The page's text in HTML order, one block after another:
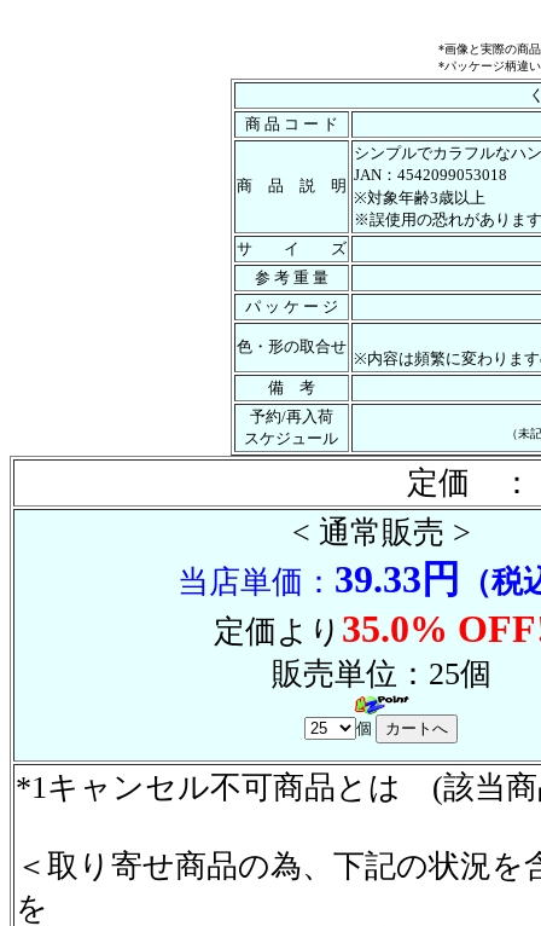
*画像と実際の商
*パッケージ柄違
商 品 コ ー ド
商 品 説 明
シンプルでカラフルなハ
JAN：4542099053018
※対象年齢3歳以上
※誤使用の恐れがありま
サ イ ズ
参 考 重 量
パ ッ ケ ー ジ
色・形の取合せ
※内容は頻繁に変わりま
備 考
予約/再入荷
スケジュール
（未
定価 ：
< 通常販売 >
当店単価： 39.33円
（税
定価より 35.0%
販売単位：25個
個
*1キャンセル不可商品とは (該当
＜取り寄せ商品の為、下記の状況
を